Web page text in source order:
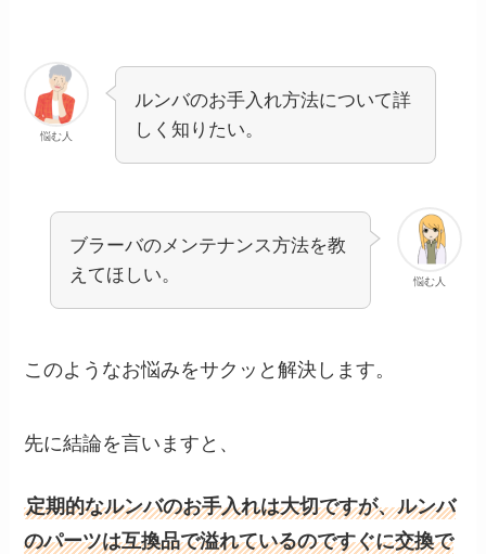
悩む人
ルンバのお手入れ方法について詳
しく知りたい。
悩む人
ブラーバのメンテナンス方法を教
えてほしい。
このようなお悩みをサクッと解決します。
先に結論を言いますと、
定期的なルンバのお手入れは大切ですが、ルンバ
のパーツは互換品で溢れているのですぐに交換で